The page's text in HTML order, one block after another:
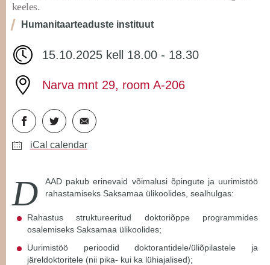
keeles.
Humanitaarteaduste instituut
15.10.2025 kell 18.00 - 18.30
Narva mnt 29, room A-206
iCal calendar
D
AAD pakub erinevaid võimalusi õpingute ja uurimistöö
rahastamiseks Saksamaa ülikoolides, sealhulgas:
Rahastus struktureeritud doktoriõppe programmides
osalemiseks Saksamaa ülikoolides;
Uurimistöö perioodid doktorantidele/üliõpilastele ja
järeldoktoritele (nii pika- kui ka lühiajalised);